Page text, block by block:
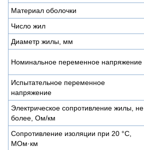
Материал оболочки
Число жил
Диаметр жилы, мм
Номинальное переменное напряжение
Испытательное переменное
напряжение
Электрическое сопротивление жилы, не
более, Ом/км
Сопротивление изоляции при 20 °С,
МОм·км